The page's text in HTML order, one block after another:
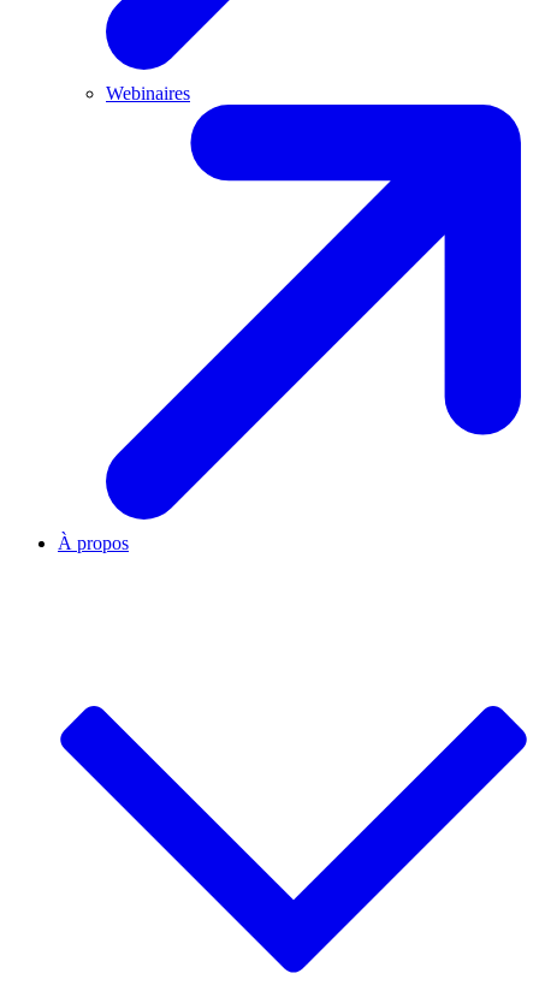
Webinaires
À propos